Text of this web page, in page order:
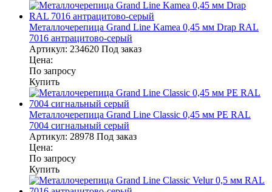
Металлочерепица Grand Line Kamea 0,45 мм Drap RAL
7016 антрацитово-серый
Артикул: 234620 Под заказ
Цена:
По запросу
Купить
Металлочерепица Grand Line Classic 0,45 мм PE RAL
7004 сигнальный серый
Артикул: 28978 Под заказ
Цена:
По запросу
Купить